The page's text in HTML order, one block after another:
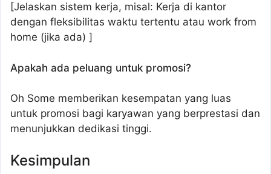
[Jelaskan sistem kerja, misal: Kerja di kantor
dengan fleksibilitas waktu tertentu atau work from
home (jika ada) ]
Apakah ada peluang untuk promosi?
Oh Some memberikan kesempatan yang luas
untuk promosi bagi karyawan yang berprestasi dan
menunjukkan dedikasi tinggi.
Kesimpulan